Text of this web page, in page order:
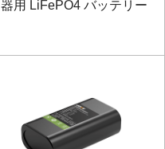
器用 LiFePO4 バッテリー